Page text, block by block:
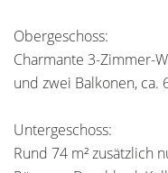
Obergeschoss:
Charmante 3-Zimmer-
und zwei Balkonen, ca.
Untergeschoss:
Rund 74 m² zusätzlich